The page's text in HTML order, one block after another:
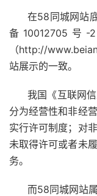
在58同城网站
备10012705
（http://
站展示的一致。
我国《互联网
分为经营性和非经
实行许可制度；对
未取得许可或者未
务。
而58同城网站